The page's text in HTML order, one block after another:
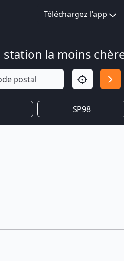
Téléchargez l'app
station la moins
SP98